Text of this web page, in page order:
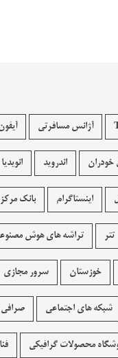
آژانس مسافرتی آیفون
خودران اندروید انویدیا
اینستاگرام بانک
تتر تراشه های هوش
خوزستان سرور مجازی
شبکه های اجتماعی صرافی
محصولات گرافيکی